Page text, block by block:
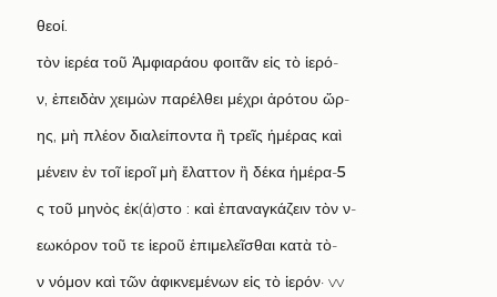
θεοί.
τὸν ἱερέα τοῦ Ἀμφιαράου φοιτᾶν εἰς τὸ ἱερό-
ν, ἐπειδὰν χειμὼν παρέλθει μέχρι ἀρότου ὥρ-
ης, μὴ πλέον διαλείποντα ἢ τρεῖς ἡμέρας καὶ
μένειν ἐν τοῖ ἱεροῖ μὴ ἔλαττον ἢ δέκα ἡμέρα-5
ς τοῦ μηνὸς ἑκ(ά)στο : καὶ ἐπαναγκάζειν τὸν ν-
εωκόρον τοῦ τε ἱεροῦ ἐπιμελεῖσθαι κατὰ τὸ-
ν νόμον καὶ τῶν ἀφικνεμένων εἰς τὸ ἱερόν·vv